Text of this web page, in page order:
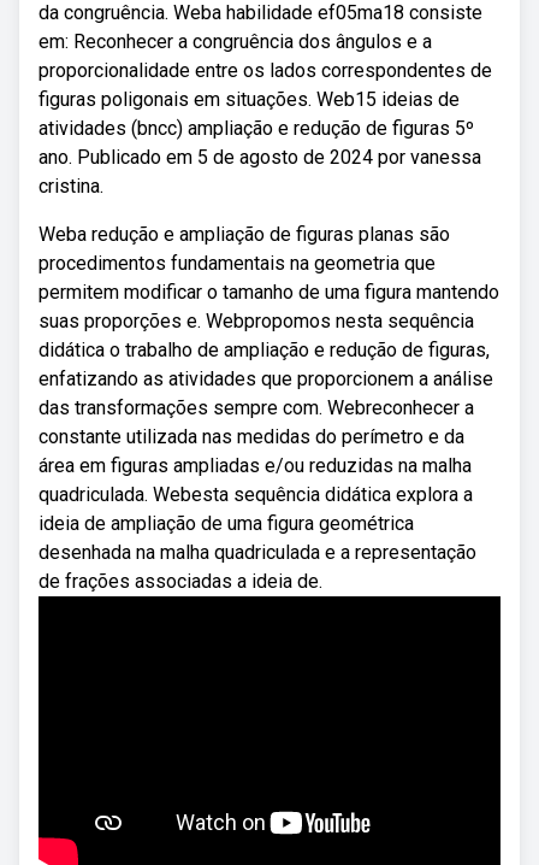
da congruência. Weba habilidade ef05ma18 consiste
em: Reconhecer a congruência dos ângulos e a
proporcionalidade entre os lados correspondentes de
figuras poligonais em situações. Web15 ideias de
atividades (bncc) ampliação e redução de figuras 5º
ano. Publicado em 5 de agosto de 2024 por vanessa
cristina.
Weba redução e ampliação de figuras planas são
procedimentos fundamentais na geometria que
permitem modificar o tamanho de uma figura mantendo
suas proporções e. Webpropomos nesta sequência
didática o trabalho de ampliação e redução de figuras,
enfatizando as atividades que proporcionem a análise
das transformações sempre com. Webreconhecer a
constante utilizada nas medidas do perímetro e da
área em figuras ampliadas e/ou reduzidas na malha
quadriculada. Webesta sequência didática explora a
ideia de ampliação de uma figura geométrica
desenhada na malha quadriculada e a representação
de frações associadas a ideia de.